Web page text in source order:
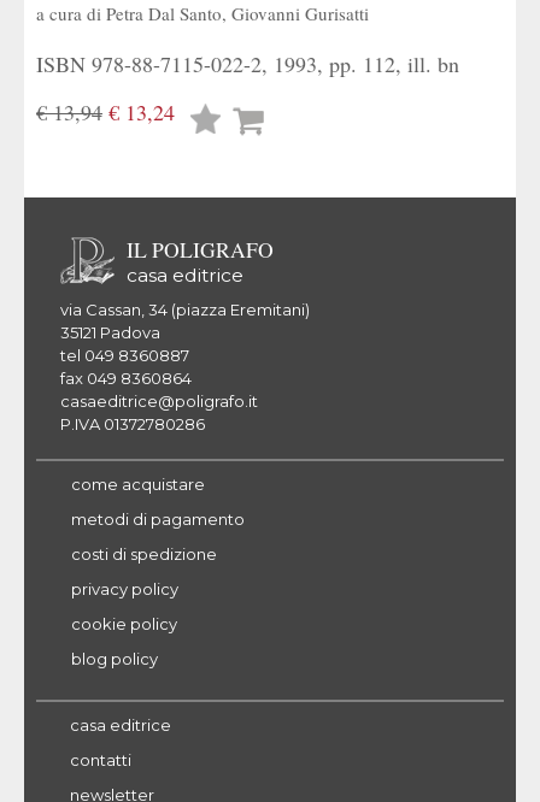
a cura di Petra Dal Santo, Giovanni Gurisatti
ISBN 978-88-7115-022-2, 1993, pp. 112, ill. bn
€ 13,94 € 13,24
Lista
IL POLIGRAFO
casa editrice
via Cassan, 34 (piazza Eremitani)
35121 Padova
tel 049 8360887
fax 049 8360864
casaeditrice@poligrafo.it
P.IVA 01372780286
come acquistare
metodi di pagamento
costi di spedizione
privacy policy
cookie policy
blog policy
casa editrice
contatti
newsletter